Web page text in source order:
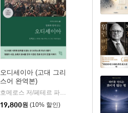
오디세이아 (고대 그리
스어 완역본)
19,800원 (10% 할인)